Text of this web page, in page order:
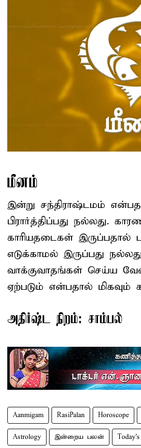
மீனம்
இன்று சந்திராஷ்டமம்
பிரார்த்திப்பது நல்லது.
காரியதடைகள் இருப்பதால்
எடுக்காமல் இருப்பது
வாக்குவாதங்கள் செய்ய
ஏற்படும் என்பதால்
அதிர்ஷ்ட நிறம்: சாம்பல்
Aanmigam RasiPalan Horoscope
Astrology இன்றைய பலன்